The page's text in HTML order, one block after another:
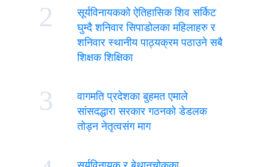
2
सूर्यविनायकको ऐतिहासिक शिव सर्किट
घुम्दै शनिवार सिपाडोलका महिलाहरु र
शनिवार स्थानीय पाठ्यक्रम पठाउने सबै
शिक्षक शिक्षिका
3
वागमति प्रदेशका बुहमत एमाले
सांसदद्धारा सरकार गठनको डेडलक
तोड्न नेतृत्वसंग माग